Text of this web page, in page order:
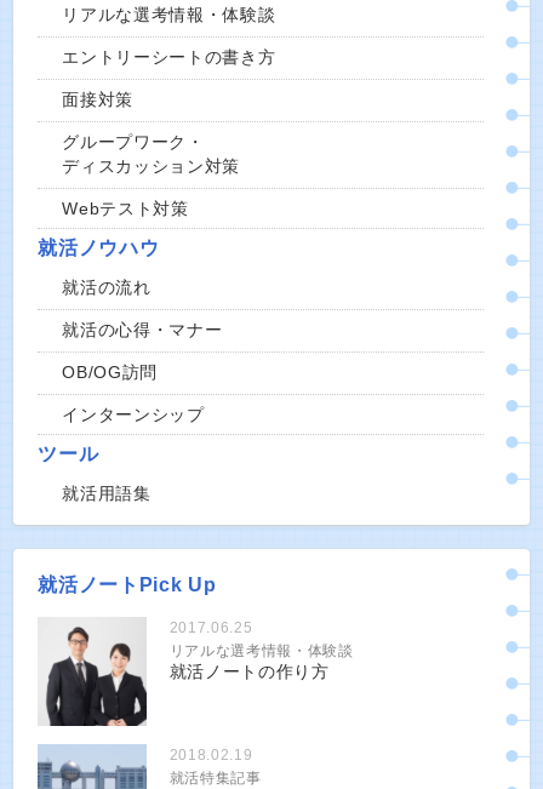
リアルな選考情報・体験談
エントリーシートの書き方
面接対策
グループワーク・
ディスカッション対策
Webテスト対策
就活ノウハウ
就活の流れ
就活の心得・マナー
OB/OG訪問
インターンシップ
ツール
就活用語集
就活ノートPick Up
2017.06.25
リアルな選考情報・体験談
就活ノートの作り方
2018.02.19
就活特集記事